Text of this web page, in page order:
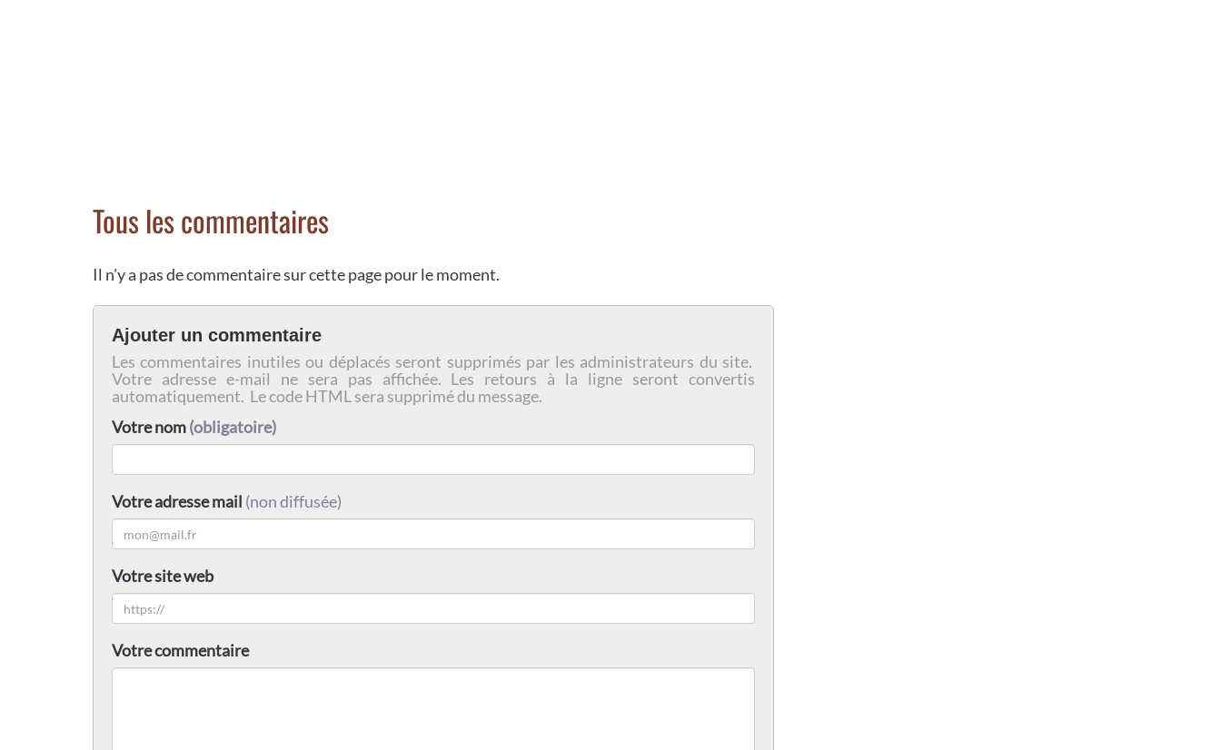
Tous les commentaires
Il n'y a pas de commentaire sur cette page pour le moment.
Ajouter un commentaire
Les commentaires inutiles ou déplacés seront supprimés par les administrateurs du site.
Votre adresse e-mail ne sera pas affichée. Les retours à la ligne seront convertis
automatiquement. Le code HTML sera supprimé du message.
Votre nom(obligatoire)
Votre adresse mail (non diffusée)
Votre site web
Votre commentaire